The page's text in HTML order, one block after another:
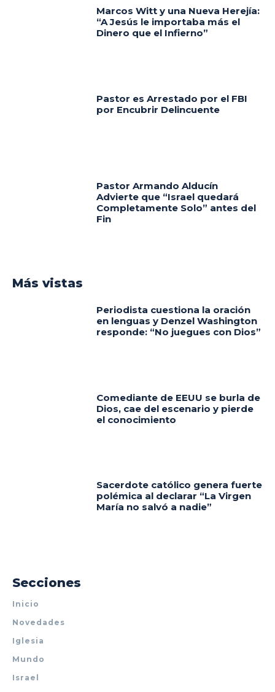
Marcos Witt y una Nueva Herejía:
“A Jesús le importaba más el
Dinero que el Infierno”
Pastor es Arrestado por el FBI
por Encubrir Delincuente
Pastor Armando Alducín
Advierte que “Israel quedará
Completamente Solo” antes del
Fin
Más vistas
Periodista cuestiona la oración
en lenguas y Denzel Washington
responde: “No juegues con Dios”
Comediante de EEUU se burla de
Dios, cae del escenario y pierde
el conocimiento
Sacerdote católico genera fuerte
polémica al declarar “La Virgen
María no salvó a nadie”
Secciones
Inicio
Novedades
Iglesia
Mundo
Israel